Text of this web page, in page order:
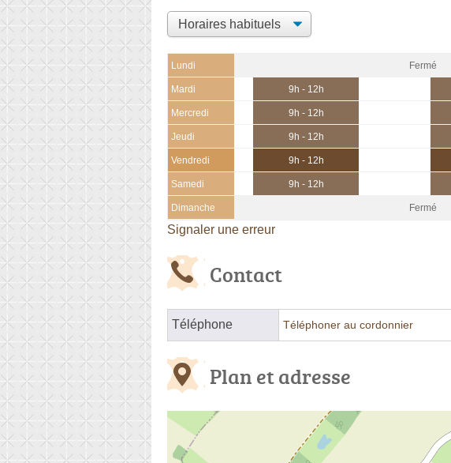
Lundi Fermé
Mardi 9h - 12h
Mercredi 9h - 12h
Jeudi 9h - 12h
Vendredi 9h - 12h
Samedi 9h - 12h
Dimanche Fermé
Signaler une erreur
Contact
Téléphone Téléphoner au cordonnier
Plan et adresse